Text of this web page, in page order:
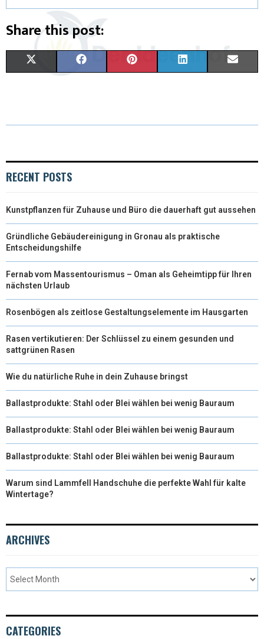
Share this post:
W
E
R
)
E
K
T
S
K
N
I
RECENT POSTS
Kunstpflanzen für Zuhause und Büro die dauerhaft gut aussehen
Gründliche Gebäudereinigung in Gronau als praktische
Entscheidungshilfe
Fernab vom Massentourismus – Oman als Geheimtipp für Ihren
nächsten Urlaub
Rosenbögen als zeitlose Gestaltungselemente im Hausgarten
Rasen vertikutieren: Der Schlüssel zu einem gesunden und
sattgrünen Rasen
Wie du natürliche Ruhe in dein Zuhause bringst
Ballastprodukte: Stahl oder Blei wählen bei wenig Bauraum
Ballastprodukte: Stahl oder Blei wählen bei wenig Bauraum
Ballastprodukte: Stahl oder Blei wählen bei wenig Bauraum
Warum sind Lammfell Handschuhe die perfekte Wahl für kalte
Wintertage?
ARCHIVES
CATEGORIES